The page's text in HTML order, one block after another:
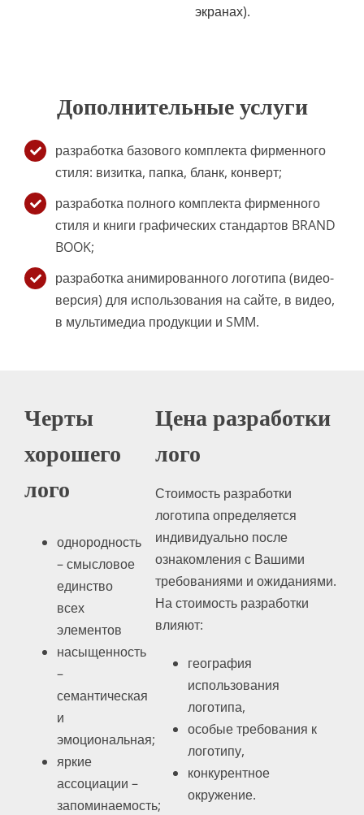
экранах).
Дополнительные услуги
разработка базового комплекта фирменного
стиля: визитка, папка, бланк, конверт;
разработка полного комплекта фирменного
стиля и книги графических стандартов BRAND
BOOK;
разработка анимированного логотипа (видео-
версия) для использования на сайте, в видео,
в мультимедиа продукции и SMM.
Черты
хорошего
лого
однородность
– смысловое
единство
всех
элементов
насыщенность
–
семантическая
и
эмоциональная;
яркие
ассоциации –
запоминаемость;
Цена разработки
лого
Стоимость разработки
логотипа определяется
индивидуально после
ознакомления с Вашими
требованиями и ожиданиями.
На стоимость разработки
влияют:
география
использования
логотипа,
особые требования к
логотипу,
конкурентное
окружение.